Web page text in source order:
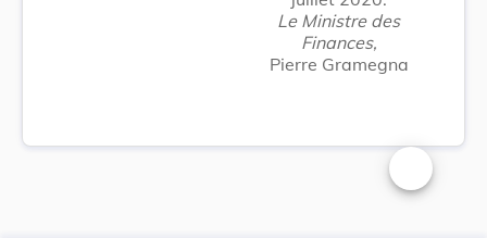
Le Ministre des
Finances,
Pierre Gramegna
Changer la